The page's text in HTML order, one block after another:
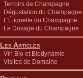
Terroirs de Champagne
Dégustation du Champagne
L'Étiquette du Champagne
Le Dosage du Champagne
Les Articles
Vin Bio et Biodynamie
Visites de Domaine